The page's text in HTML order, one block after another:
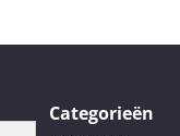
Categorieën